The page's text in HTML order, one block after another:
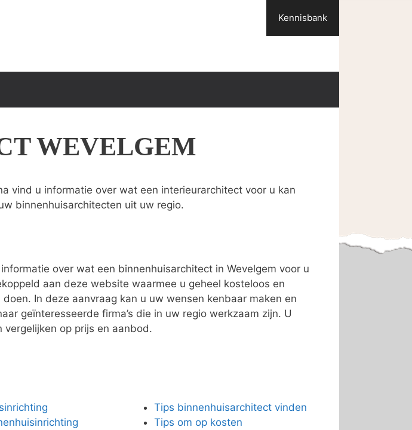
Kennisbank
WEVELGEM
vind u informatie over wat een interieurarchitect voor u kan
binnenhuisarchitecten uit uw regio.
over wat een binnenhuisarchitect in Wevelgem voor u
aan deze website waarmee u geheel kosteloos en
In deze aanvraag kan u uw wensen kenbaar maken en
geïnteresseerde firma’s die in uw regio werkzaam zijn. U
op prijs en aanbod.
Tips binnenhuisarchitect vinden
Tips om op kosten